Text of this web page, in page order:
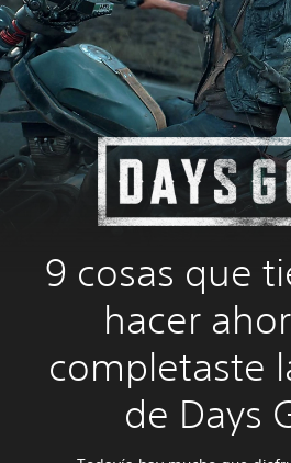
9 cosas que
hacer
completaste
de Days